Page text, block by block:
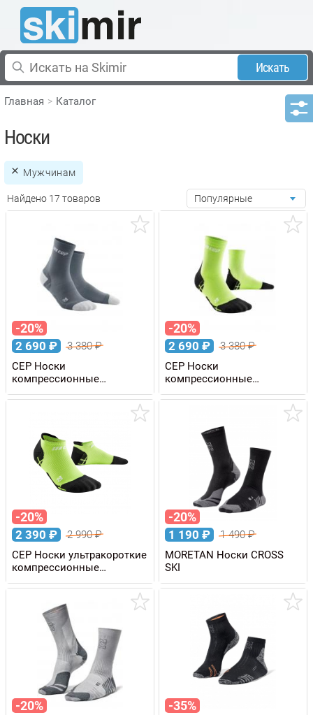
Искать
Главная Каталог
Носки
Мужчинам
Найдено 17 товаров Популярные
-20%
2 690 ₽ 3 380₽
CEP Носки
компрессионные
ULTRALIGHT мужские
-20%
2 690 ₽ 3 380₽
CEP Носки
компрессионные
ULTRALIGHT мужские
-20%
2 390 ₽ 2 990₽
CEP Носки ультракороткие
компрессионные
ULTRALIGHT мужские
-20%
1 190 ₽ 1 490₽
MORETAN Носки CROSS
SKI
-20% -35%